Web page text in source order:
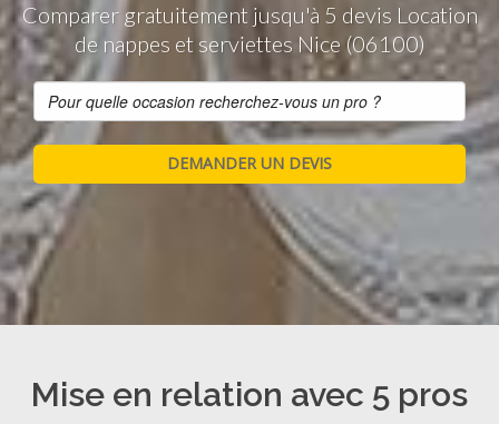
Comparer gratuitement jusqu'à 5 devis Location
de nappes et serviettes Nice (06100)
Mise en relation avec 5 pros